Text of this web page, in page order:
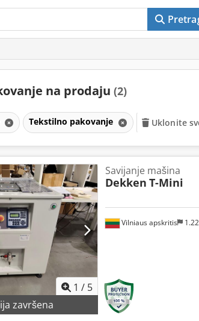
na prodaju (2)
Tekstilno pakovanje Uklonite
1 / 5
završena
Vilniaus apskritis
Savijanje mašina
Dekken T-Mini